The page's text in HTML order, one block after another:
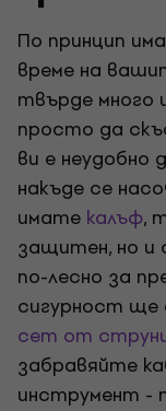
По принцип
време на
твърде много
просто да
ви е неудобно
накъде се
имате калъф,
защитен, но и
по-лесно за
сигурност ще
сет от
забравяйте
инструмент -